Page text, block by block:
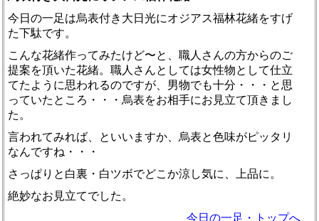
今日の一足は烏表付き大日光にオジアス福林花緒をすげ
た下駄です。
こんな花緒作ってみたけど〜と、職人さんの方からのご
提案を頂いた花緒。職人さんとしては女性物として仕立
てたように思われるのですが、男物でも十分・・・と思
っていたところ・・・烏表をお相手にお見立て頂きまし
た。
言われてみれば、といいますか、烏表と色味がピッタリ
なんですね・・・
さっぱりと白裏・白ツボでどこか涼し気に、上品に。
絶妙なお見立てでした。
今日の一足・トップへ